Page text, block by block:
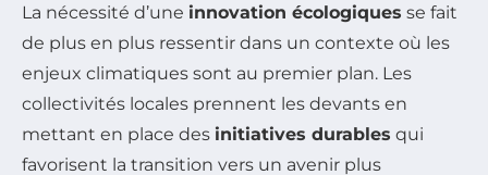
La nécessité d’une innovation écologiques se fait
de plus en plus ressentir dans un contexte où les
enjeux climatiques sont au premier plan. Les
collectivités locales prennent les devants en
mettant en place des initiatives durables qui
favorisent la transition vers un avenir plus